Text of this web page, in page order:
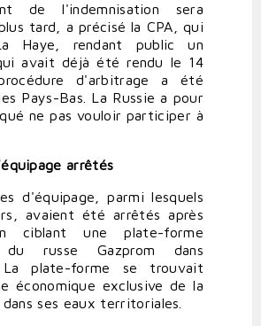
de l'indemnisation sera
tard, a précisé la CPA, qui
Haye, rendant public un
avait déjà été rendu le 14
d'arbitrage a été
Pays-Bas. La Russie a pour
ne pas vouloir participer à
arrêtés
d'équipage, parmi lesquels
avaient été arrêtés après
ciblant une plate-forme
du russe Gazprom dans
La plate-forme se trouvait
économique exclusive de la
dans ses eaux territoriales.